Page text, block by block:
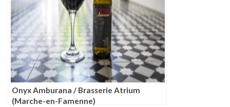
Onyx Amburana / Brasserie Atrium
(Marche-en-Famenne)